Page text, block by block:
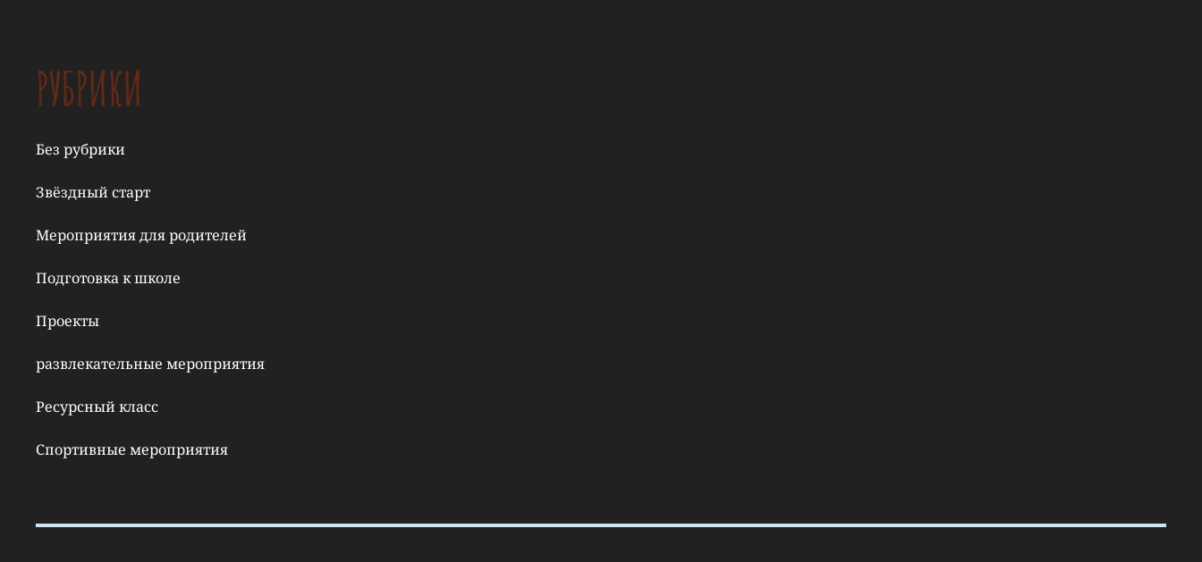
РУБРИКИ
Без рубрики
Звёздный старт
Мероприятия для родителей
Подготовка к школе
Проекты
развлекательные мероприятия
Ресурсный класс
Спортивные мероприятия